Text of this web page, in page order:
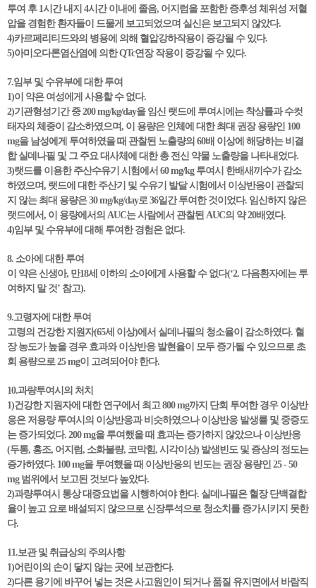
투여 후 1시간 내지 4시간 이내에 졸음, 어지럼을 포함한 증후성 체위성 저혈
압을 경험한 환자들이 드물게 보고되었으며 실신은 보고되지 않았다.
4)카르페리티드와의 병용에 의해 혈압강하작용이 증강될 수 있다.
5)아미오다론염산염에 의한 QTc연장 작용이 증강될 수 있다.
7.임부 및 수유부에 대한 투여
1)이 약은 여성에게 사용할 수 없다.
2)기관형성기간 중 200 mg/kg/day을 임신 랫드에 투여시에는 착상률과 수컷
태자의 체중이 감소하였으며, 이 용량은 인체에 대한 최대 권장 용량인 100
mg을 남성에게 투여하였을 때 관찰된 노출량의 60배 이상에 해당하는 비결
합 실데나필 및 그 주요 대사체에 대한 총 전신 약물 노출량을 나타내었다.
3)랫드를 이용한 주산수유기 시험에서 60 mg/kg 투여시 한배새끼수가 감소
하였으며, 랫드에 대한 주산기 및 수유기 발달 시험에서 이상반응이 관찰되
지 않는 최대 용량은 30 mg/kg/day로 36일간 투여한 것이었다. 임신하지 않은
랫드에서, 이 용량에서의 AUC는 사람에서 관찰된 AUC의 약 20배였다.
4)임부 및 수유부에 대해 투여한 경험은 없다.
8. 소아에 대한 투여
이 약은 신생아, 만18세 이하의 소아에게 사용할 수 없다(‘2. 다음환자에는 투
여하지 말 것’ 참고).
9.고령자에 대한 투여
고령의 건강한 지원자(65세 이상)에서 실데나필의 청소율이 감소하였다. 혈
장 농도가 높을 경우 효과와 이상반응 발현율이 모두 증가될 수 있으므로 초
회 용량으로 25 mg이 고려되어야 한다.
10.과량투여시의 처치
1)건강한 지원자에 대한 연구에서 최고 800 mg까지 단회 투여한 경우 이상반
응은 저용량 투여시의 이상반응과 비슷하였으나 이상반응 발생률 및 중증도
는 증가되었다. 200 mg을 투여했을 때 효과는 증가하지 않았으나 이상반응
(두통, 홍조, 어지럼, 소화불량, 코막힘, 시각이상) 발생빈도 및 증상의 정도는
증가하였다. 100 mg을 투여했을 때 이상반응의 빈도는 권장 용량인 25 - 50
mg 범위에서 보고된 것보다 높았다.
2)과량투여시 통상 대증요법을 시행하여야 한다. 실데나필은 혈장 단백결합
율이 높고 요로 배설되지 않으므로 신장투석으로 청소치를 증가시키지 못한
다.
11.보관 및 취급상의 주의사항
1)어린이의 손이 닿지 않는 곳에 보관한다.
2)다른 용기에 바꾸어 넣는 것은 사고원인이 되거나 품질 유지면에서 바람직